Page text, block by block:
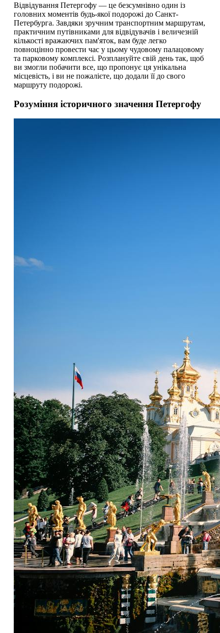
Відвідування Петергофу — це безсумнівно один із
головних моментів будь-якої подорожі до Санкт-
Петербурга. Завдяки зручним транспортним маршрутам,
практичним путівниками для відвідувачів і величезній
кількості вражаючих пам'яток, вам буде легко
повноцінно провести час у цьому чудовому палацовому
та парковому комплексі. Розплануйте свій день так, щоб
ви змогли побачити все, що пропонує ця унікальна
місцевість, і ви не пожалієте, що додали її до свого
маршруту подорожі.
Розуміння історичного значення Петергофу